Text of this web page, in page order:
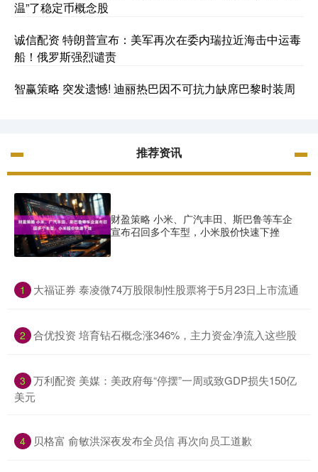
温”了稳定币概念股
诚信配资 特朗普宣布：美军再次在委内瑞拉近海击中运毒
船！俄罗斯强烈谴责
智赢策略 突发遗憾! 迪丽热巴因不可抗力缺席巴黎时装周
推荐资讯
财盈策略 小米、广汽丰田、斯巴鲁等车企
宣布召回多个车型，小米股价快速下挫
1 ​大福证券 泰凌微74万股限制性股票将于5月23日上市流通
2 ​合优投资 培育钻石概念涨346%，主力资金净流入这些股
3 ​万利配资 美媒：美政府每“停摆”一周或致GDP损失150亿
美元
4 ​贝格富 俞敏洪深夜发布全员信 再次向员工道歉